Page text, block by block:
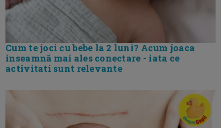
Cum te joci cu bebe la 2 luni? Acum joaca
inseamnă mai ales conectare - iata ce
activitati sunt relevante